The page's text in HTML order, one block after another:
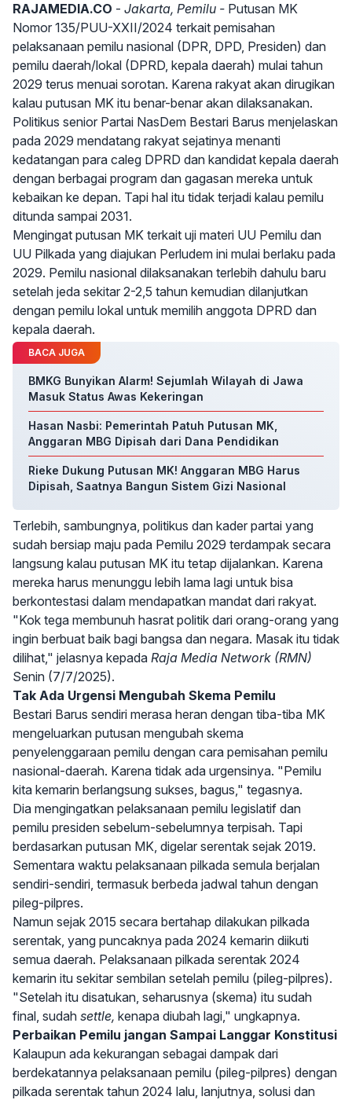
RAJAMEDIA.CO - Jakarta, Pemilu - Putusan MK
Nomor 135/PUU-XXII/2024 terkait pemisahan
pelaksanaan pemilu nasional (DPR, DPD, Presiden) dan
pemilu daerah/lokal (DPRD, kepala daerah) mulai tahun
2029 terus menuai sorotan. Karena rakyat akan dirugikan
kalau putusan MK itu benar-benar akan dilaksanakan.
Politikus senior Partai NasDem Bestari Barus menjelaskan
pada 2029 mendatang rakyat sejatinya menanti
kedatangan para caleg DPRD dan kandidat kepala daerah
dengan berbagai program dan gagasan mereka untuk
kebaikan ke depan. Tapi hal itu tidak terjadi kalau pemilu
ditunda sampai 2031.
Mengingat putusan MK terkait uji materi UU Pemilu dan
UU Pilkada yang diajukan Perludem ini mulai berlaku pada
2029. Pemilu nasional dilaksanakan terlebih dahulu baru
setelah jeda sekitar 2-2,5 tahun kemudian dilanjutkan
dengan pemilu lokal untuk memilih anggota DPRD dan
kepala daerah.
BACA JUGA
BMKG Bunyikan Alarm! Sejumlah Wilayah di Jawa
Masuk Status Awas Kekeringan
Hasan Nasbi: Pemerintah Patuh Putusan MK,
Anggaran MBG Dipisah dari Dana Pendidikan
Rieke Dukung Putusan MK! Anggaran MBG Harus
Dipisah, Saatnya Bangun Sistem Gizi Nasional
Terlebih, sambungnya, politikus dan kader partai yang
sudah bersiap maju pada Pemilu 2029 terdampak secara
langsung kalau putusan MK itu tetap dijalankan. Karena
mereka harus menunggu lebih lama lagi untuk bisa
berkontestasi dalam mendapatkan mandat dari rakyat.
"Kok tega membunuh hasrat politik dari orang-orang yang
ingin berbuat baik bagi bangsa dan negara. Masak itu tidak
dilihat," jelasnya kepada Raja Media Network (RMN)
Senin (7/7/2025).
Tak Ada Urgensi Mengubah Skema Pemilu
Bestari Barus sendiri merasa heran dengan tiba-tiba MK
mengeluarkan putusan mengubah skema
penyelenggaraan pemilu dengan cara pemisahan pemilu
nasional-daerah. Karena tidak ada urgensinya. "Pemilu
kita kemarin berlangsung sukses, bagus," tegasnya.
Dia mengingatkan pelaksanaan pemilu legislatif dan
pemilu presiden sebelum-sebelumnya terpisah. Tapi
berdasarkan putusan MK, digelar serentak sejak 2019.
Sementara waktu pelaksanaan pilkada semula berjalan
sendiri-sendiri, termasuk berbeda jadwal tahun dengan
pileg-pilpres.
Namun sejak 2015 secara bertahap dilakukan pilkada
serentak, yang puncaknya pada 2024 kemarin diikuti
semua daerah. Pelaksanaan pilkada serentak 2024
kemarin itu sekitar sembilan setelah pemilu (pileg-pilpres).
"Setelah itu disatukan, seharusnya (skema) itu sudah
final, sudah settle, kenapa diubah lagi," ungkapnya.
Perbaikan Pemilu jangan Sampai Langgar Konstitusi
Kalaupun ada kekurangan sebagai dampak dari
berdekatannya pelaksanaan pemilu (pileg-pilpres) dengan
pilkada serentak tahun 2024 lalu, lanjutnya, solusi dan